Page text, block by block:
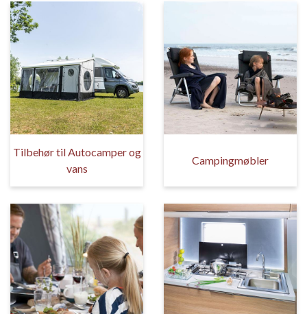
Tilbehør til Autocamper og
vans
Campingmøbler